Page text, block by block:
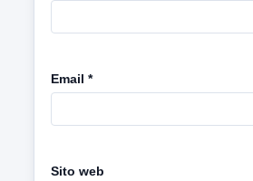
Email *
Sito web